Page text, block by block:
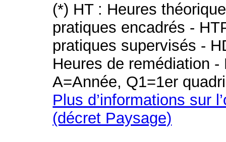
(*) HT : Heures
pratiques encadrés -
pratiques supervisés -
Heures de remédiation
A=Année, Q1=1er
Plus d’informations sur
(décret Paysage)